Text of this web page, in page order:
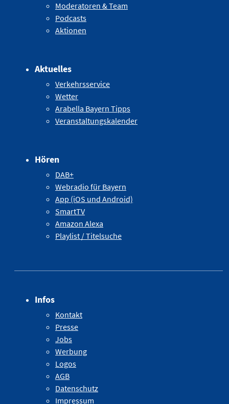
Moderatoren & Team
Podcasts
Aktionen
Aktuelles
Verkehrsservice
Wetter
Arabella Bayern Tipps
Veranstaltungskalender
Hören
DAB+
Webradio für Bayern
App (iOS und Android)
SmartTV
Amazon Alexa
Playlist / Titelsuche
Infos
Kontakt
Presse
Jobs
Werbung
Logos
AGB
Datenschutz
Impressum